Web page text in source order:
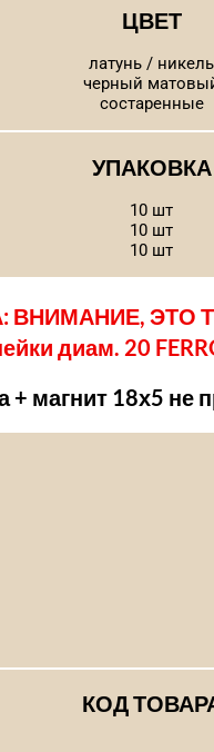
ЦВЕТ
латунь / никель
черный
состаренные
УПАКОВКА
10 шт
10 шт
10 шт
ЭТО
диам. 20
+ магнит 18х5 не
КОД